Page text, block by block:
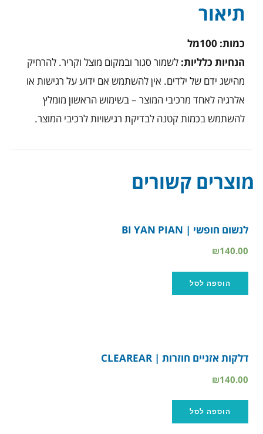
תיאור
כמות: 100מל
הנחיות כלליות: לשמור סגור ובמקום מוצל וקריר. להרחיק
מהישג ידם של ילדים. אין להשתמש אם ידוע על רגישות או
אלרגיה לאחד מרכיבי המוצר – בשימוש הראשון מומלץ
להשתמש בכמות קטנה לבדיקת רגישויות לרכיבי המוצר.
מוצרים קשורים
לנשום חופשי | BI YAN PIAN
₪140.00
הוספה לסל
דלקות אזניים חוזרות | CLEAREAR
₪140.00
הוספה לסל